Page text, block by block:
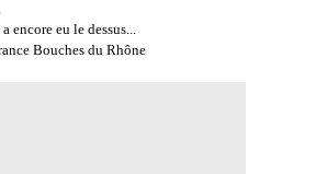
encore eu le dessus...
Bouches du Rhône